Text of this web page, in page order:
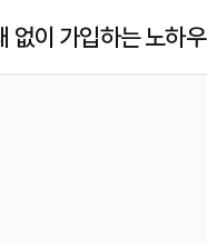
없이 가입하는 노하우